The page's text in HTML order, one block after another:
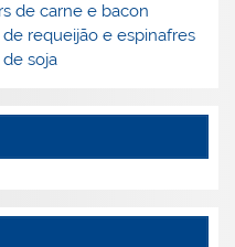
de carne e bacon
requeijão e espinafres
soja